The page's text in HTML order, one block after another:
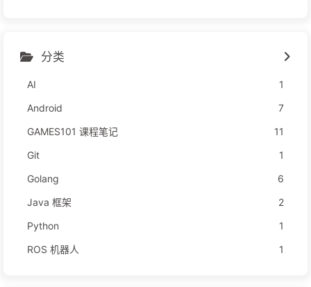
分类
AI
1
Android
7
GAMES101 课程笔记
11
Git
1
Golang
6
Java 框架
2
Python
1
ROS 机器人
1